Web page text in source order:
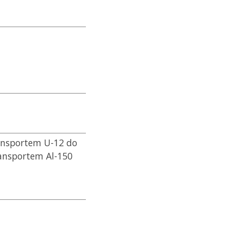
U-12 do
Al-150